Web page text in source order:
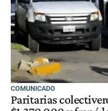
COMUNICADO
Paritarias